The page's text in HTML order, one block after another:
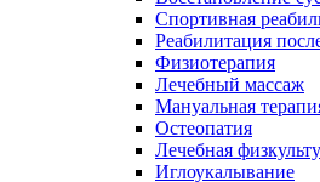
Спортивная
Реабилитация
Физиотерапия
Лечебный массаж
Мануальная
Остеопатия
Лечебная
Иглоукалывание